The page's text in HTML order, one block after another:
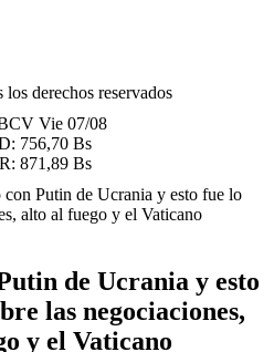
derechos reservados
Vie 07/08
756,70 Bs
871,89 Bs
Putin de Ucrania y esto fue lo
alto al fuego y el Vaticano
de Ucrania y esto
las negociaciones,
y el Vaticano